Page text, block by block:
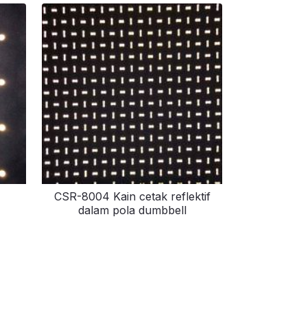
CSR-8004 Kain cetak reflektif
dalam pola dumbbell